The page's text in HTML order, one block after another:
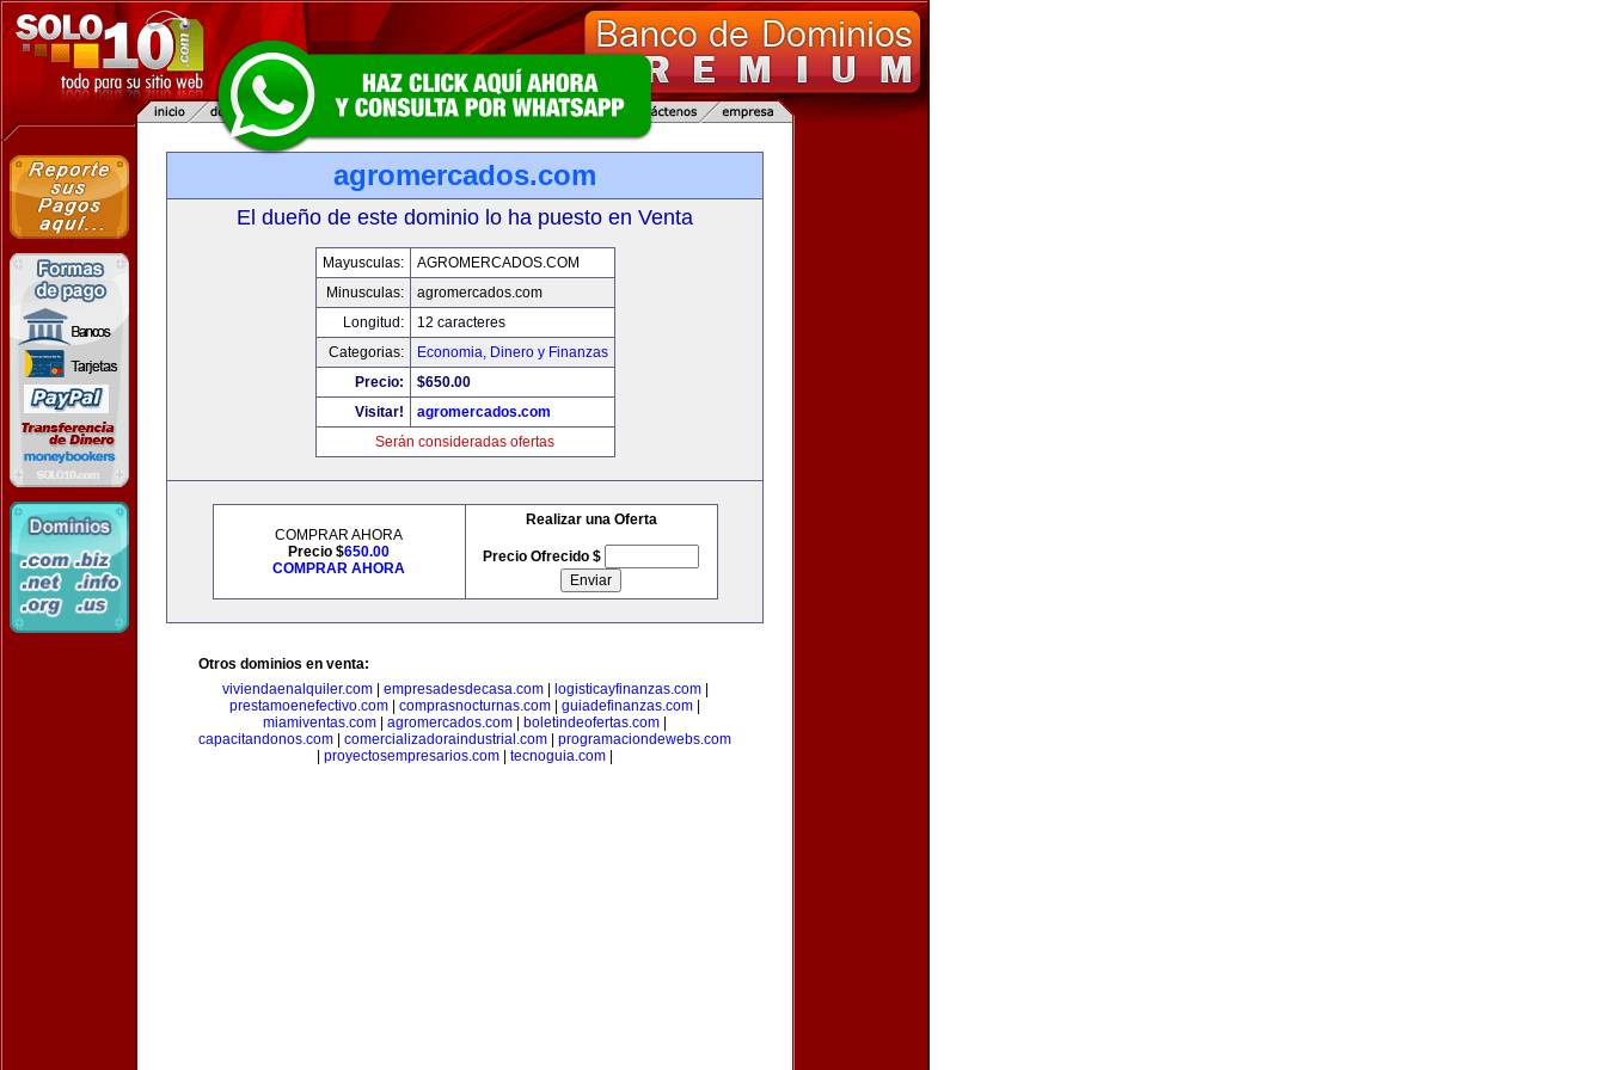
agromercados.com
El dueño de este dominio lo ha puesto en Venta
Mayusculas:
AGROMERCADOS.COM
Minusculas:
agromercados.com
Longitud:
12 caracteres
Categorias:
Economia, Dinero y Finanzas
Precio:
$650.00
Visitar!
agromercados.com
Serán consideradas ofertas
COMPRAR AHORA
Precio $650.00
COMPRAR AHORA
Realizar una Oferta
Precio Ofrecido $
Otros dominios en venta:
viviendaenalquiler.com| empresadesdecasa.com| logisticayfinanzas.com|
prestamoenefectivo.com
comprasnocturnas.com guiadefinanzas.com
miamiventas.com
agromercados.com boletindeofertas.com
capacitandonos.com
comercializadoraindustrial.com
programaciondewebs.com
proyectosempresarios.com tecnoguia.com